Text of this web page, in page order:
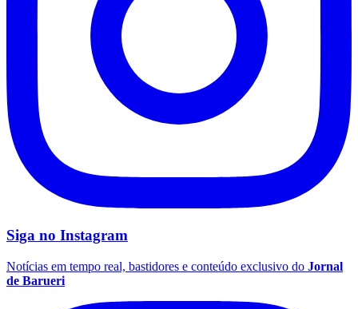
Botafogo
Siga no Instagram
Notícias em tempo real, bastidores e conteúdo exclusivo do Jornal
de Barueri